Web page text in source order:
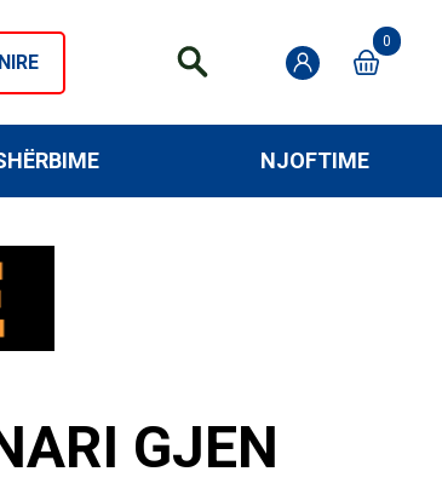
0
NJOFTIME
GJEN